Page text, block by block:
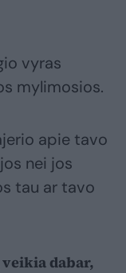
vyras
mylimosios.
apie tavo
nei jos
tau ar tavo
dabar,